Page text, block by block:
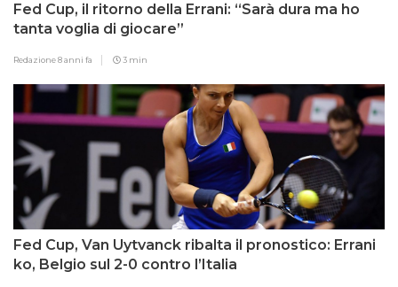
Fed Cup, il ritorno della Errani: “Sarà dura ma ho
tanta voglia di giocare”
Redazione8 anni fa 3 min
Fed Cup, Van Uytvanck ribalta il pronostico: Errani
ko, Belgio sul 2-0 contro l’Italia